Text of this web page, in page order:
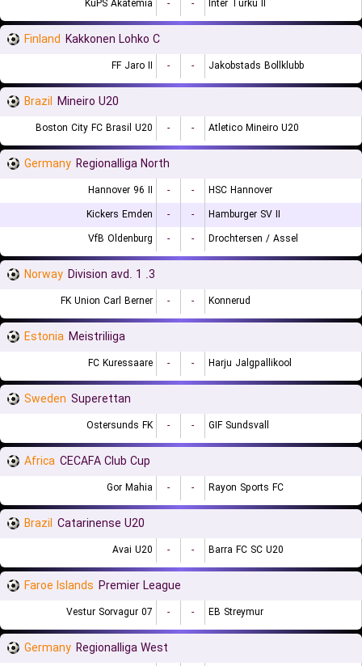
KuPS Akatemia - - Inter Turku II
Finland Kakkonen Lohko C
FF Jaro II - - Jakobstads Bollklubb
Brazil Mineiro U20
Boston City FC Brasil U20 - - Atletico Mineiro U20
Germany Regionalliga North
Hannover 96 II - -
HSC Hannover
Kickers Emden
- -
Hamburger SV II
VfB Oldenburg
- - Drochtersen / Assel
Norway 3. Division avd. 1
FK Union Carl Berner - - Konnerud
Estonia Meistriliiga
FC Kuressaare - - Harju Jalgpallikool
Sweden Superettan
Ostersunds FK - - GIF Sundsvall
Africa CECAFA Club Cup
Gor Mahia - - Rayon Sports FC
Brazil Catarinense U20
Avai U20 - - Barra FC SC U20
Faroe Islands Premier League
07 Vestur Sorvagur - - EB Streymur
Germany Regionalliga West